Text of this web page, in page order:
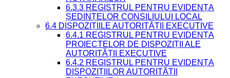
6.3.3 REGISTRUL PENTRU EVIDENȚA
ȘEDINȚELOR CONSILIULUI LOCAL
6.4 DISPOZIȚIILE AUTORITĂȚII EXECUTIVE
6.4.1 REGISTRUL PENTRU EVIDENȚA
PROIECTELOR DE DISPOZIȚII ALE
AUTORITĂȚII EXECUTIVE
6.4.2 REGISTRUL PENTRU EVIDENȚA
DISPOZIȚIILOR AUTORITĂȚII